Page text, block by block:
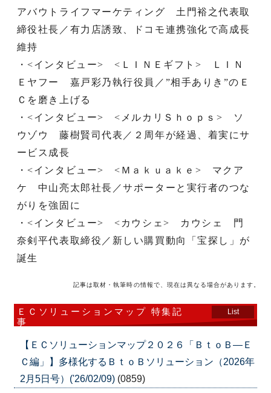
アバウトライフマーケティング 土門裕之代表取
締役社長／有力店誘致、ドコモ連携強化で高成長
維持
・<インタビュー> <ＬＩＮＥギフト> ＬＩＮ
Ｅヤフー 嘉戸彩乃執行役員／”相手ありき”のＥ
Ｃを磨き上げる
・<インタビュー> <メルカリＳｈｏｐｓ> ソ
ウゾウ 藤樹賢司代表／２周年が経過、着実にサ
ービス成長
・<インタビュー> <Ｍａｋｕａｋｅ> マクア
ケ 中山亮太郎社長／サポーターと実行者のつな
がりを強固に
・<インタビュー> <カウシェ> カウシェ 門
奈剣平代表取締役／新しい購買動向「宝探し」が
誕生
記事は取材・執筆時の情報で、現在は異なる場合があります。
ＥＣソリューションマップ 特集記
事
List
【ＥＣソリューションマップ２０２６「ＢｔｏＢ―Ｅ
Ｃ編」】多様化するＢｔｏＢソリューション（2026年
2月5日号）('26/02/09) (0859)